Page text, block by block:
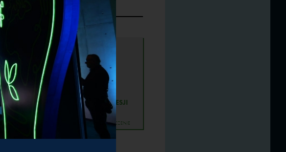
ESG – czas dla
odpowiedzialnych
WIĘCEJ
PRELEGENCI
ZOBACZ RETRANSMISJĘ SESJI
TŁUMACZENIE